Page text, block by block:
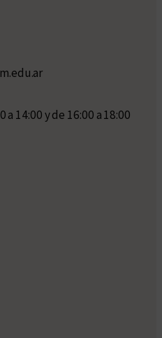
a 14:00 y de 16:00 a 18:00